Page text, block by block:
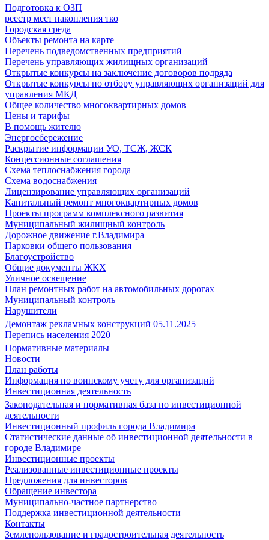
Подготовка к ОЗП
реестр мест накопления тко
Городская среда
Объекты ремонта на карте
Перечень подведомственных предприятий
Перечень управляющих жилищных организаций
Открытые конкурсы на заключение договоров подряда
Открытые конкурсы по отбору управляющих организаций для
управления МКД
Общее количество многоквартирных домов
Цены и тарифы
В помощь жителю
Энергосбережение
Раскрытие информации УО, ТСЖ, ЖСК
Концессионные соглашения
Схема теплоснабжения города
Схема водоснабжения
Лицензирование управляющих организаций
Капитальный ремонт многоквартирных домов
Проекты программ комплексного развития
Муниципальный жилищный контроль
Дорожное движение г.Владимира
Парковки общего пользования
Благоустройство
Общие документы ЖКХ
Уличное освещение
План ремонтных работ на автомобильных дорогах
Муниципальный контроль
Нарушители
Демонтаж рекламных конструкций 05.11.2025
Перепись населения 2020
Нормативные материалы
Новости
План работы
Информация по воинскому учету для организаций
Инвестиционная деятельность
Законодательная и нормативная база по инвестиционной
деятельности
Инвестиционный профиль города Владимира
Статистические данные об инвестиционной деятельности в
городе Владимире
Инвестиционные проекты
Реализованные инвестиционные проекты
Предложения для инвесторов
Обращение инвестора
Муниципально-частное партнерство
Поддержка инвестиционной деятельности
Контакты
Землепользование и градостроительная деятельность